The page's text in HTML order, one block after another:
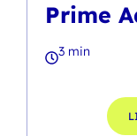
Prime
3 min